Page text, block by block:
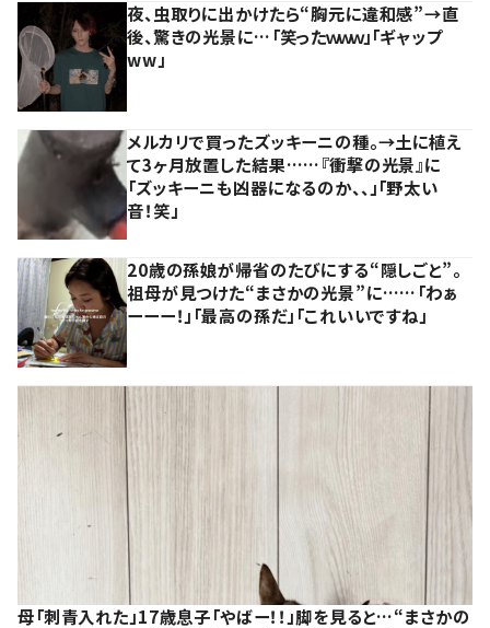
夜、虫取りに出かけたら“胸元に違和感”→直
後、驚きの光景に…「笑ったｗｗｗ」「ギャップ
ww」
メルカリで買ったズッキーニの種。→土に植え
て3ヶ月放置した結果……『衝撃の光景』に
「ズッキーニも凶器になるのか、、」「野太い
音！笑」
20歳の孫娘が帰省のたびにする“隠しごと”。
祖母が見つけた“まさかの光景”に……「わぁ
ーーー！」「最高の孫だ」「これいいですね」
母「刺青入れた」17歳息子「やばー！！」脚を見ると…“まさかの